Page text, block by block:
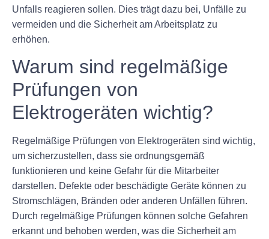
Unfalls reagieren sollen. Dies trägt dazu bei, Unfälle zu
vermeiden und die Sicherheit am Arbeitsplatz zu
erhöhen.
Warum sind regelmäßige
Prüfungen von
Elektrogeräten wichtig?
Regelmäßige Prüfungen von Elektrogeräten sind wichtig,
um sicherzustellen, dass sie ordnungsgemäß
funktionieren und keine Gefahr für die Mitarbeiter
darstellen. Defekte oder beschädigte Geräte können zu
Stromschlägen, Bränden oder anderen Unfällen führen.
Durch regelmäßige Prüfungen können solche Gefahren
erkannt und behoben werden, was die Sicherheit am